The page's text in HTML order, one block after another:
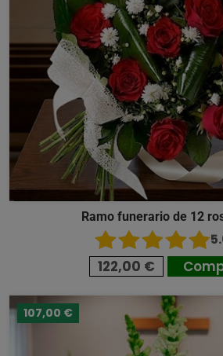
Ramo funerario de 12
122,00 €
107,00 €